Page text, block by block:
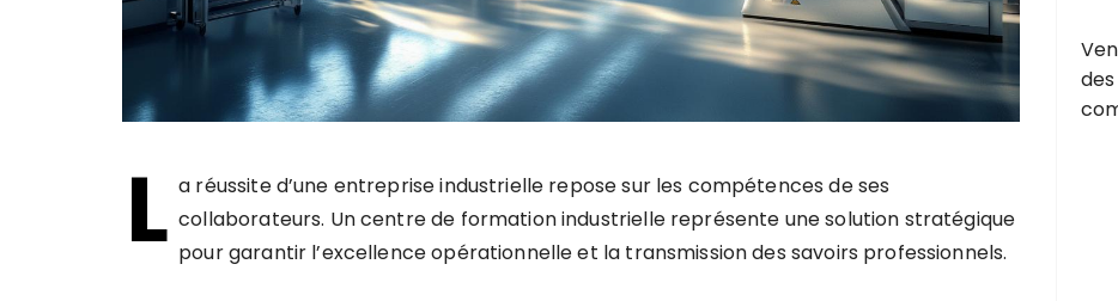
L a réussite d’une entreprise industrielle repose sur les compétences de ses
collaborateurs. Un centre de formation industrielle représente une solution stratégique
pour garantir l’excellence opérationnelle et la transmission des savoirs professionnels.